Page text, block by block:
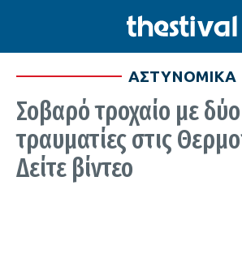
ΑΣΤΥΝΟΜΙΚΑ
Σοβαρό τροχαίο με δύο
τραυματίες στις
Δείτε βίντεο